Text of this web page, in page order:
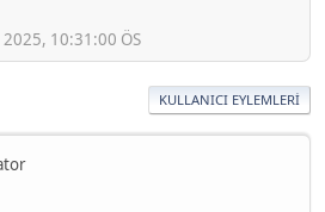
10:31:00 ÖS
KULLANICI EYLEMLERI